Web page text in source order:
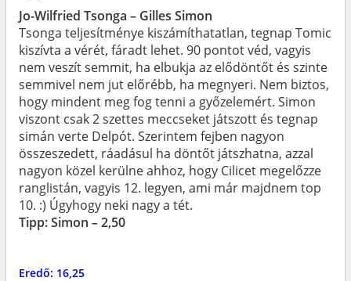
Jo-Wilfried Tsonga – Gilles Simon
Tsonga teljesítménye kiszámíthatatlan, tegnap Tomic
kiszívta a vérét, fáradt lehet. 90 pontot véd, vagyis
nem veszít semmit, ha elbukja az elődöntőt és szinte
semmivel nem jut előrébb, ha megnyeri. Nem biztos,
hogy mindent meg fog tenni a győzelemért. Simon
viszont csak 2 szettes meccseket játszott és tegnap
simán verte Delpót. Szerintem fejben nagyon
összeszedett, ráadásul ha döntőt játszhatna, azzal
nagyon közel kerülne ahhoz, hogy Cilicet megelőzze
ranglistán, vagyis 12. legyen, ami már majdnem top
10. :) Úgyhogy neki nagy a tét.
Tipp: Simon – 2,50
Eredő: 16,25